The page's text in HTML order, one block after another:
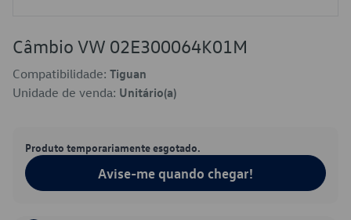
Câmbio VW 02E300064K01M
Compatibilidade: Tiguan
Unidade de venda: Unitário(a)
Produto temporariamente esgotado.
Avise-me quando chegar!